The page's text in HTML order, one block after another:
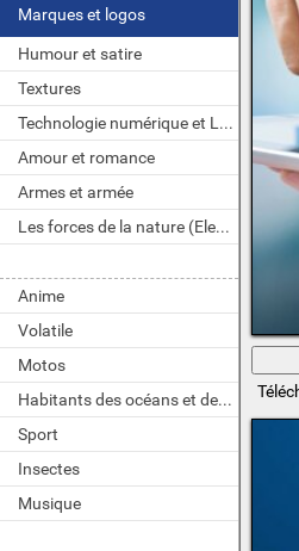
Marques et logos
Humour et satire
Textures
Technologie numérique et LOGICIELS
Amour et romance
Armes et armée
Les forces de la nature (Element)
Anime
Volatile
Motos
Habitants des océans et des rivières
Sport
Insectes
Musique